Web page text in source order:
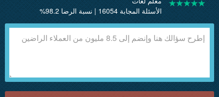
الأسئلة المجابة 16054 | نسبة الرضا 98.2%